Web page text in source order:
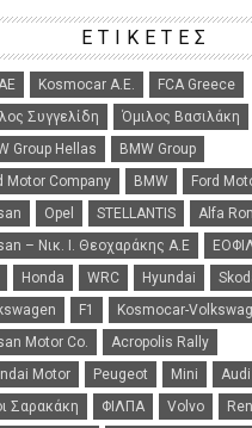
ΕΤΙΚΈΤΕΣ
Kosmocar Α.Ε.
FCA Greece
Συγγελίδη
Όμιλος Βασιλάκη
Group Hellas
BMW Group
Motor Company
BMW
Ford
Opel STELLANTIS
Alfa
– Νικ. Ι. Θεοχαράκης Α.Ε
Honda WRC Hyundai
F1
Kosmocar-
Motor Co.
Acropolis Rally
Motor
Peugeot Mini
Audi
Σαρακάκη
ΦΙΛΠΑ Volvo